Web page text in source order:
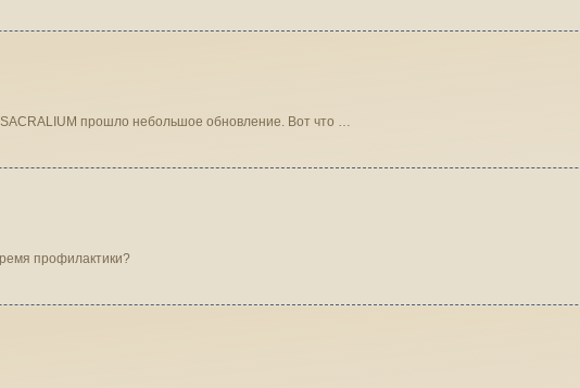
МСК в SACRALIUM прошло небольшое обновление. Вот что …
профилактики?